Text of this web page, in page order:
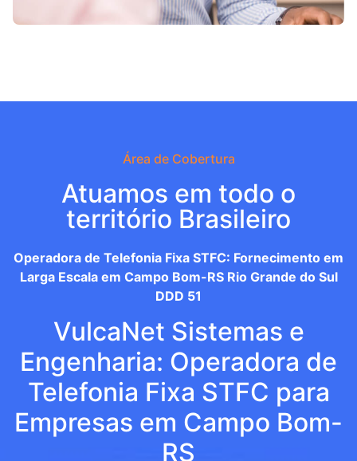
Área de Cobertura
Atuamos em todo o
território Brasileiro
Operadora de Telefonia Fixa STFC: Fornecimento em
Larga Escala em Campo Bom-RS Rio Grande do Sul
DDD 51
VulcaNet Sistemas e
Engenharia: Operadora de
Telefonia Fixa STFC para
Empresas em Campo Bom-
RS